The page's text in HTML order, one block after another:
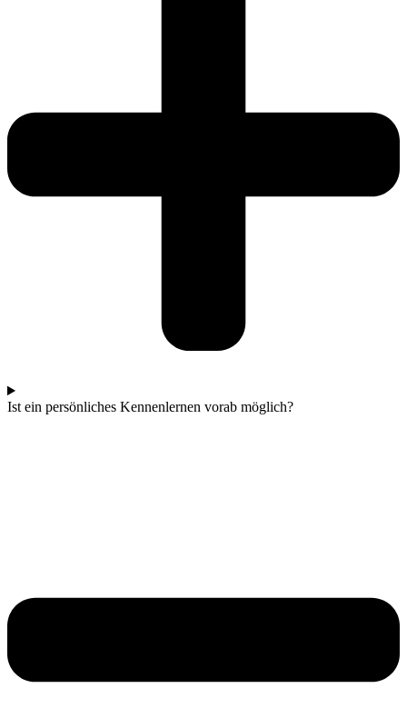
Ist ein persönliches Kennenlernen vorab möglich?